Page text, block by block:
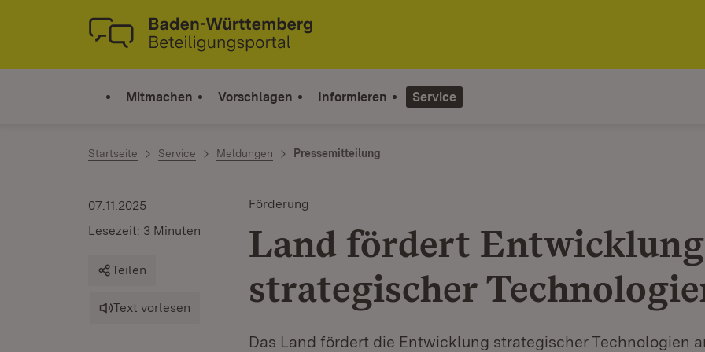
Zum Inhalt springen
Link zur Startseite
Mitmachen Vorschlagen Informieren Service
Startseite Service Meldungen Pressemitteilung
Förderung
Land fördert Entwicklung
strategischer
Das Land fördert die Entwicklung strategischer Technologien
07.11.2025
Lesezeit: 3 Minuten
Teilen
Text vorlesen